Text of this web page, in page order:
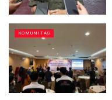
KOMUNITAS